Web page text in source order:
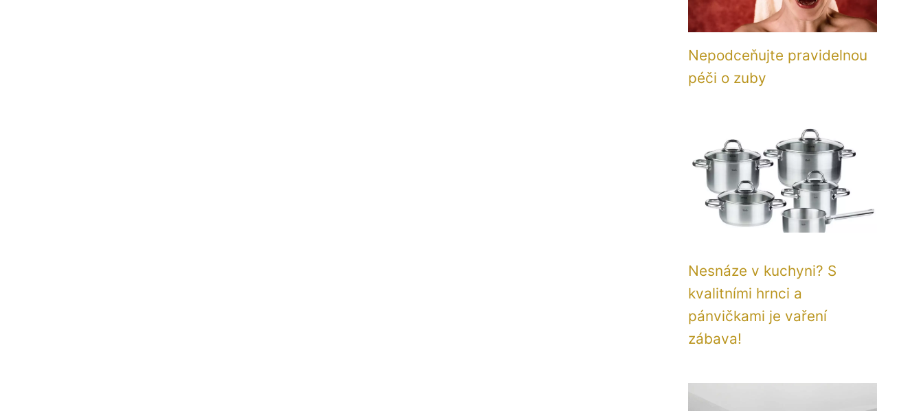
Nepodceňujte pravidelnou
péči o zuby
Nesnáze v kuchyni? S
kvalitními hrnci a
pánvičkami je vaření
zábava!